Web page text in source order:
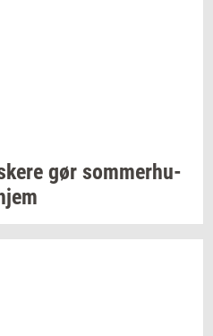
gør som­mer­hu­